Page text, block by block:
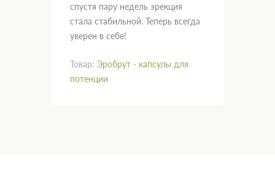
спустя пару недель эрекция
стала стабильной. Теперь всегда
уверен в себе!
Товар: Эробрут - капсулы для
потенции